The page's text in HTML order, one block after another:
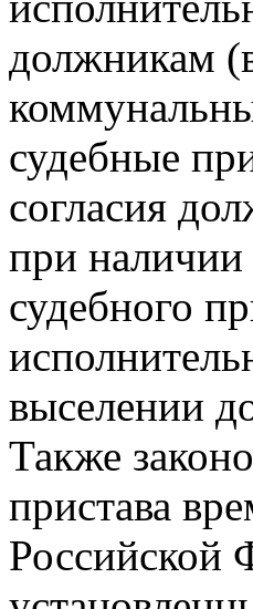
должникам
судебные
согласия
при
судебного
выселении
Также
пристава
Российской